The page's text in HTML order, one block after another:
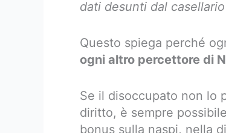
dati desunti dal
Questo spiega perché
ogni altro percettore di
Se il disoccupato non lo
diritto, è sempre
bonus sulla naspi, nella